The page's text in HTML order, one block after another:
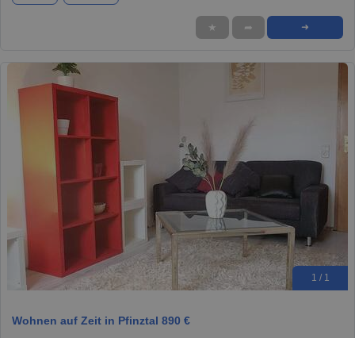
★ ➦ ➜
1 / 1
Wohnen auf Zeit in Pfinztal 890 €